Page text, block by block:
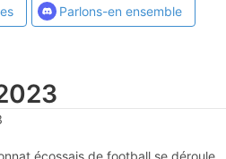
Parlons-en ensemble